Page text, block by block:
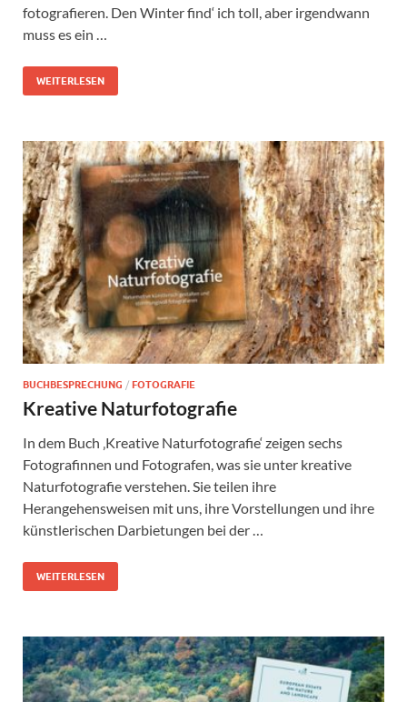
fotografieren. Den Winter find‘ ich toll, aber irgendwann
muss es ein …
WEITERLESEN
BUCHBESPRECHUNG / FOTOGRAFIE
Kreative Naturfotografie
In dem Buch ‚Kreative Naturfotografie‘ zeigen sechs
Fotografinnen und Fotografen, was sie unter kreative
Naturfotografie verstehen. Sie teilen ihre
Herangehensweisen mit uns, ihre Vorstellungen und ihre
künstlerischen Darbietungen bei der …
WEITERLESEN